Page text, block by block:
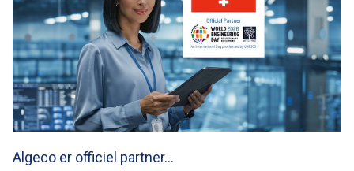
Algeco er officiel partner…